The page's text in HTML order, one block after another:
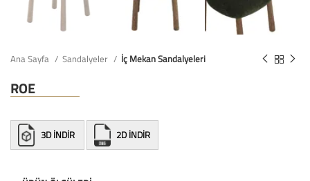
Ana Sayfa Sandalyeler İç Mekan Sandalyeleri
ROE
3D İNDİR 2D İNDİR